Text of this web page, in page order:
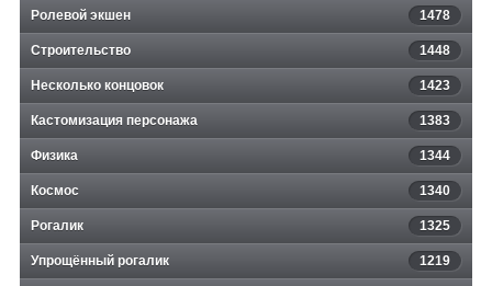
Ролевой экшен 1478
Строительство 1448
Несколько концовок 1423
Кастомизация персонажа 1383
Физика 1344
Космос 1340
Рогалик 1325
Упрощённый рогалик 1219